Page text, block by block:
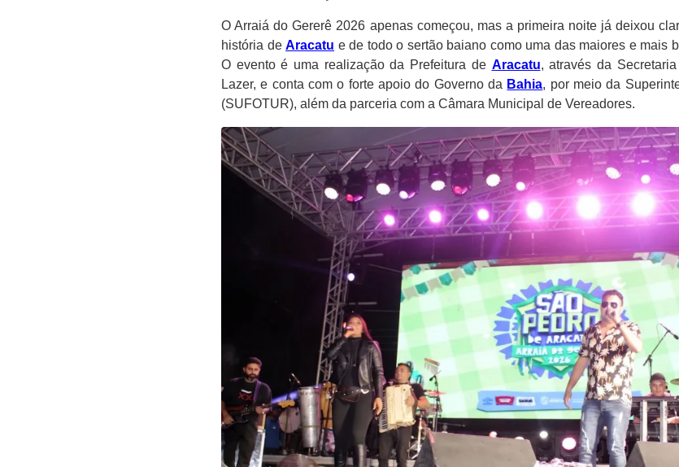
O Arraiá do Gererê 2026 apenas começou, mas a primeira noite já deixou
história deAracatu e de todo o sertão baiano como uma das maiores e mais
O evento é uma realização da Prefeitura de Aracatu, através da
Lazer, e conta com o forte apoio do Governo da Bahia, por meio da
(SUFOTUR), além da parceria com a Câmara Municipal de Vereadores.